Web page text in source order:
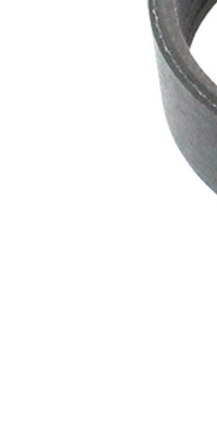
SVHC
Materiál
řemene